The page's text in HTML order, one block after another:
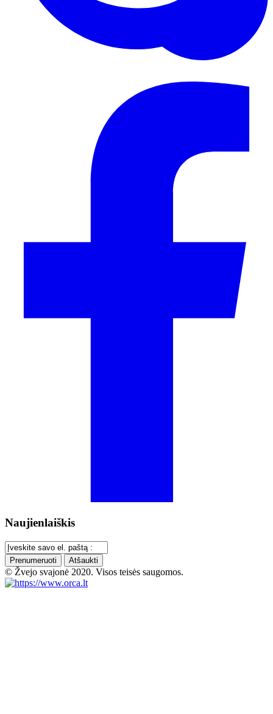
Naujienlaiškis
Prenumeruoti Atšaukti
© Žvejo svajonė 2020. Visos teisės saugomos.